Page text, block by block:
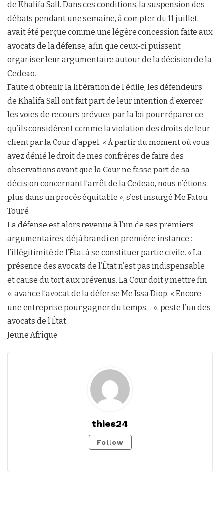
de Khalifa Sall. Dans ces conditions, la suspension des
débats pendant une semaine, à compter du 11 juillet,
avait été perçue comme une légère concession faite aux
avocats de la défense, afin que ceux-ci puissent
organiser leur argumentaire autour de la décision de la
Cedeao.
Faute d’obtenir la libération de l’édile, les défendeurs
de Khalifa Sall ont fait part de leur intention d’exercer
les voies de recours prévues par la loi pour réparer ce
qu’ils considèrent comme la violation des droits de leur
client par la Cour d’appel. « À partir du moment où vous
avez dénié le droit de mes confrères de faire des
observations avant que la Cour ne fasse part de sa
décision concernant l’arrêt de la Cedeao, nous n’étions
plus dans un procès équitable », s’est insurgé Me Fatou
Touré.
La défense est alors revenue à l’un de ses premiers
argumentaires, déjà brandi en première instance :
l’illégitimité de l’État à se constituer partie civile. « La
présence des avocats de l’État n’est pas indispensable
et cause du tort aux prévenus. La Cour doit y mettre fin
», avance l’avocat de la défense Me Issa Diop. « Encore
une entreprise pour gagner du temps… », peste l’un des
avocats de l’État.
Jeune Afrique
thies24
Follow